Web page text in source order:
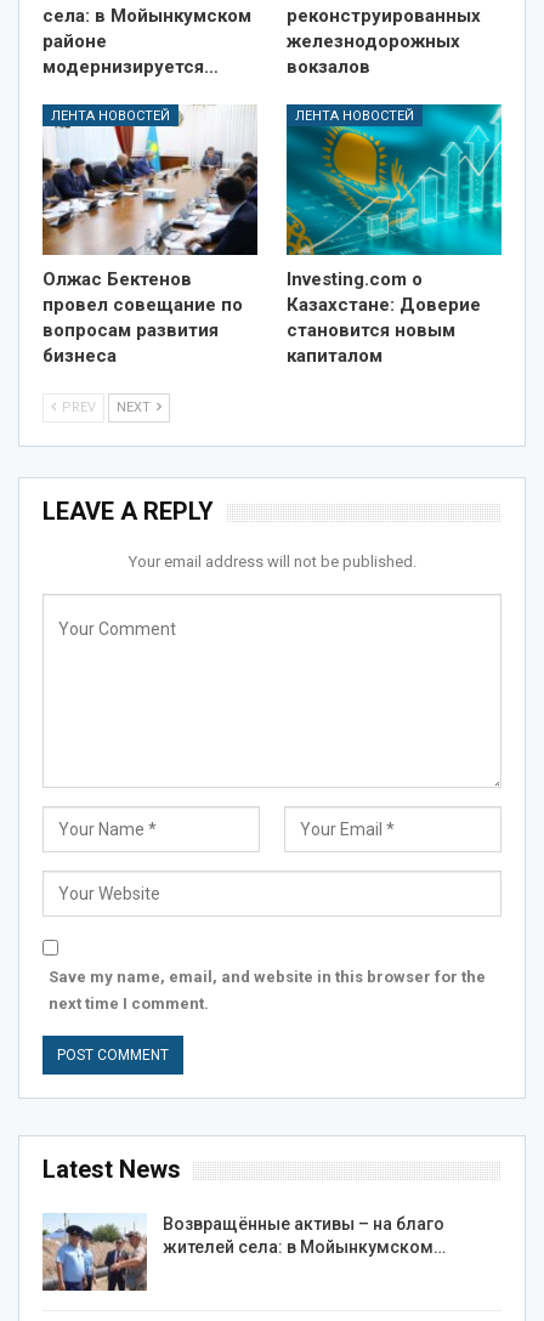
села: в Мойынкумском
районе
модернизируется…
реконструированных
железнодорожных
вокзалов
ЛЕНТА НОВОСТЕЙ
Олжас Бектенов
провел совещание по
вопросам развития
бизнеса
ЛЕНТА НОВОСТЕЙ
Investing.com о
Казахстане: Доверие
становится новым
капиталом
PREV NEXT
LEAVE A REPLY
Your email address will not be published.
Save my name, email, and website in this browser for the
next time I comment.
Latest News
Возвращённые активы – на благо
жителей села: в Мойынкумском…